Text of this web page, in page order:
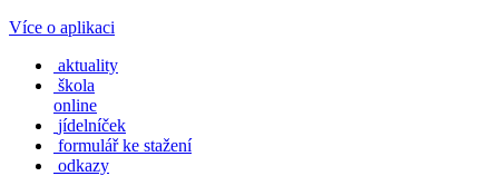
Více o aplikaci
aktuality
škola
online
jídelníček
formulář ke stažení
odkazy